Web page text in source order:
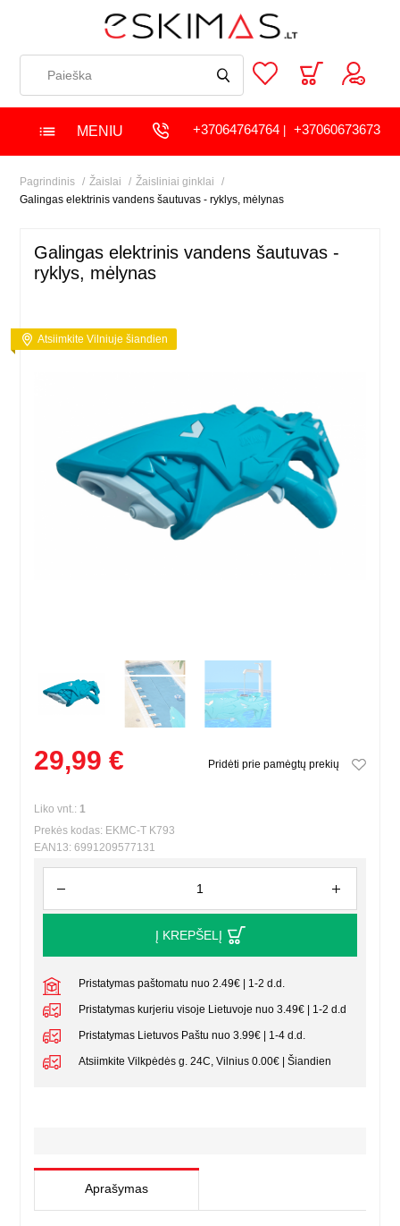
MENIU +37064764764| +37060673673
Pagrindinis Žaislai
Žaisliniai ginklai
Galingas elektrinis vandens šautuvas - ryklys, mėlynas
Galingas elektrinis vandens šautuvas -
ryklys, mėlynas
Atsiimkite Vilniuje šiandien
29,99 € Pridėti prie pamėgtų prekių
Liko vnt.: 1
Prekės kodas: EKMC-T K793
EAN13: 6991209577131
Į KREPŠELĮ
Pristatymas paštomatu nuo 2.49€ | 1-2 d.d.
Pristatymas kurjeriu visoje Lietuvoje nuo 3.49€ | 1-2 d.d
Pristatymas Lietuvos Paštu nuo 3.99€ | 1-4 d.d.
Atsiimkite Vilkpėdės g. 24C, Vilnius 0.00€ | Šiandien
Aprašymas